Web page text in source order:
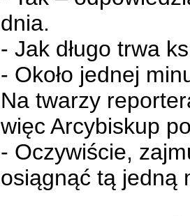
dnia.
- Jak długo trwa
- Około jednej
Na twarzy
więc Arcybiskup
- Oczywiście,
osiągnąć tą jedną